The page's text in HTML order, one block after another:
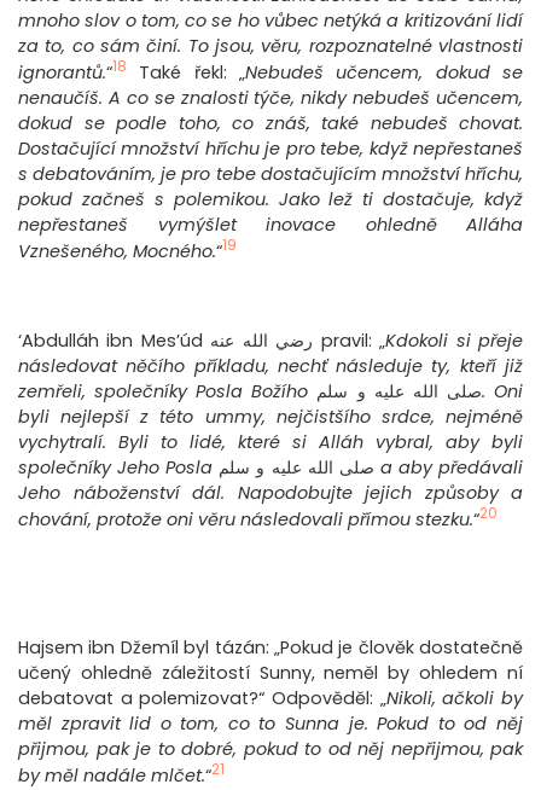
mnoho slov o tom, co se ho vůbec netýká a kritizování lidí
za to, co sám činí. To jsou, věru, rozpoznatelné vlastnosti
ignorantů.“18 Také řekl: „Nebudeš učencem, dokud se
nenaučíš. A co se znalosti týče, nikdy nebudeš učencem,
dokud se podle toho, co znáš, také nebudeš chovat.
Dostačující množství hříchu je pro tebe, když nepřestaneš
s debatováním, je pro tebe dostačujícím množství hříchu,
pokud začneš s polemikou. Jako lež ti dostačuje, když
nepřestaneš vymýšlet inovace ohledně Alláha
Vznešeného, Mocného.“19
‘Abdulláh ibn Mes’úd رضي الله عنه pravil: „Kdokoli si přeje
následovat něčího příkladu, nechť následuje ty, kteří již
zemřeli, společníky Posla Božího صلى الله عليه و سلم. Oni
byli nejlepší z této ummy, nejčistšího srdce, nejméně
vychytralí. Byli to lidé, které si Alláh vybral, aby byli
společníky Jeho Posla
a aby předávali
Jeho náboženství dál. Napodobujte jejich způsoby a
chování, protože oni věru následovali přímou stezku.“20
Hajsem ibn Džemíl byl tázán: „Pokud je člověk dostatečně
učený ohledně záležitostí Sunny, neměl by ohledem ní
debatovat a polemizovat?“ Odpověděl: „Nikoli, ačkoli by
měl zpravit lid o tom, co to Sunna je. Pokud to od něj
přijmou, pak je to dobré, pokud to od něj nepřijmou, pak
by měl nadále mlčet.“21